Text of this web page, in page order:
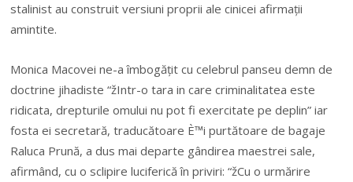
stalinist au construit versiuni proprii ale cinicei afirmații
amintite.
Monica Macovei ne-a îmbogățit cu celebrul panseu demn de
doctrine jihadiste “žIntr-o tara in care criminalitatea este
ridicata, drepturile omului nu pot fi exercitate pe deplin” iar
fosta ei secretară, traducătoare È™i purtătoare de bagaje
Raluca Prună, a dus mai departe gândirea maestrei sale,
afirmând, cu o sclipire luciferică în priviri: “žCu o urmărire